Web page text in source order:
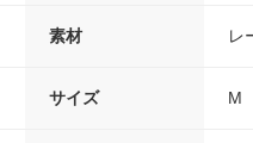
素材 レ
サイズ M